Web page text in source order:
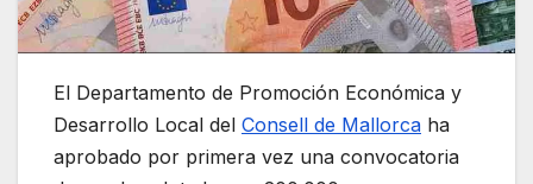
El Departamento de Promoción Económica y
Desarrollo Local del Consell de Mallorca ha
aprobado por primera vez una convocatoria